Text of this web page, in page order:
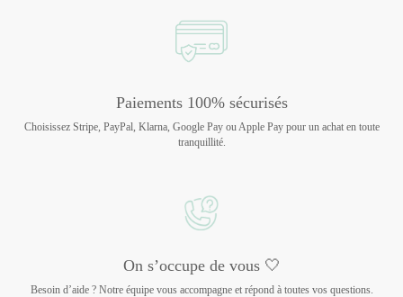
Paiements 100% sécurisés
Choisissez Stripe, PayPal, Klarna, Google Pay ou Apple Pay pour un achat en toute
tranquillité.
On s’occupe de vous 🤍
Besoin d’aide ? Notre équipe vous accompagne et répond à toutes vos questions.